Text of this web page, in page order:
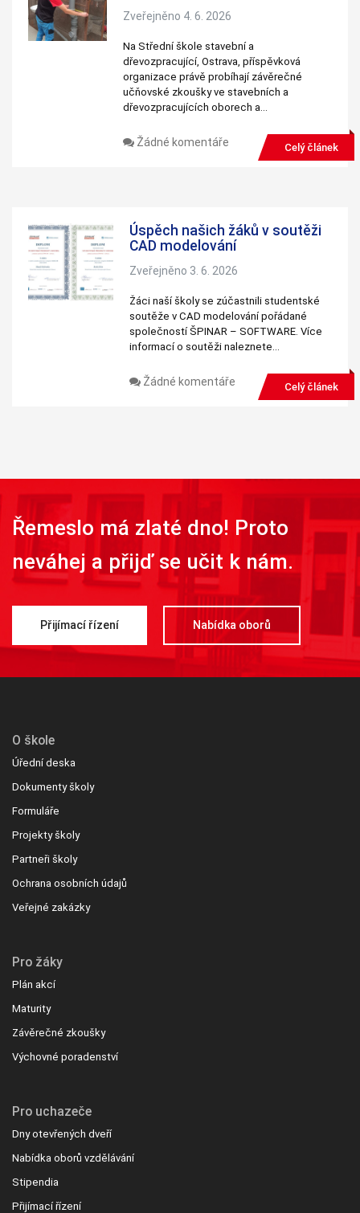
Zveřejněno 4. 6. 2026
Na Střední škole stavební a
dřevozpracující, Ostrava, příspěvková
organizace právě probíhají závěrečné
učňovské zkoušky ve stavebních a
dřevozpracujících oborech a…
Žádné komentáře Celý článek
Úspěch našich žáků v soutěži
CAD modelování
Zveřejněno 3. 6. 2026
Žáci naší školy se zúčastnili studentské
soutěže v CAD modelování pořádané
společností ŠPINAR – SOFTWARE. Více
informací o soutěži naleznete…
Žádné komentáře Celý článek
Řemeslo má zlaté dno! Proto
neváhej a přijď se učit k nám.
Přijímací řízení Nabídka oborů
O škole
Úřední deska
Dokumenty školy
Formuláře
Projekty školy
Partneři školy
Ochrana osobních údajů
Veřejné zakázky
Pro žáky
Plán akcí
Maturity
Závěrečné zkoušky
Výchovné poradenství
Pro uchazeče
Dny otevřených dveří
Nabídka oborů vzdělávání
Stipendia
Přijímací řízení